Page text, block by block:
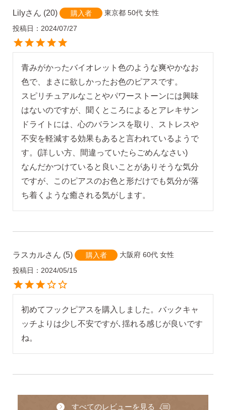
Lily 20 購入者 東京都 50代 女性
投稿日
2024/07/27
青みがかったバイオレット色のような爽やかなお
色で、まさに欲しかったお色のピアスです。
スピリチュアルなことやパワーストーンには興味
はないのですが、聞くところによるとアレキサン
ドライトには、心のバランスを取り、ストレスや
不安を軽減する効果もあると言われているようで
す。(詳しい方、間違っていたらごめんなさい)
なんだかつけていると良いことがありそうな気分
ですが、このピアスのお色と形だけでも気分が落
ち着くような癒される気がします。
ラスカル 5 購入者 大阪府 60代 女性
投稿日
2024/05/15
初めてフックピアスを購入しました。バックキャ
ッチよりは少し不安ですが､揺れる感じが良いです
ね。
すべてのレビューを見る